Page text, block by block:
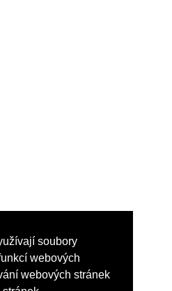
soubory
webových
webových stránek